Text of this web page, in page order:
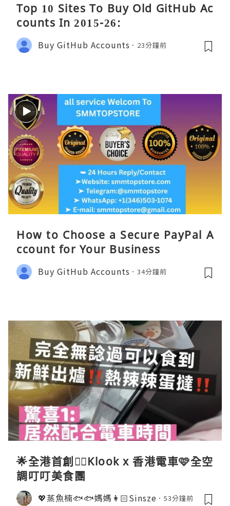
Top 10 Sites To Buy Old GitHub Ac
counts In 2015-26:
Buy GitHub Accounts 23分鐘前
How to Choose a Secure PayPal A
ccount for Your Business
Buy GitHub Accounts 34分鐘前
🌟全港首創☝🏻Klook x 香港電車🩷全空
調叮叮美食團
💖蒸魚楠🐟🐟媽媽👩🏻Sinsze 53分鐘前